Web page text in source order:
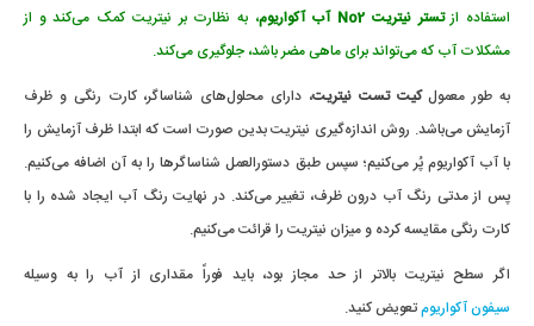
استفاده ازتستر نیتریت No2 آب آکواریوم
، به نظارت بر نیتریت کمک می‌کند و از
مشکلات آب که می‌تواند برای ماهی مضر باشد، جلوگیری می‌کند.
به طور معمولکیت تست نیتریت، دارای محلول‌های شناساگر، کارت رنگی و ظرف
آزمایش می‌باشد. روش اندازه‌گیری نیتریت بدین صورت است که ابتدا ظرف آزمایش را
با آب آکواریوم پُر می‌کنیم؛ سپس طبق دستورالعمل شناساگرها را به آن اضافه می‌کنیم.
پس از مدتی رنگ آب درون ظرف، تغییر می‌کند. در نهایت رنگ آب ایجاد شده را با
کارت رنگی مقایسه کرده و میزان نیتریت را قرائت می‌کنیم.
اگر سطح نیتریت بالاتر از حد مجاز بود، باید فوراً مقداری از آب را به وسیله
سیفون آکواریومتعویض کنید.